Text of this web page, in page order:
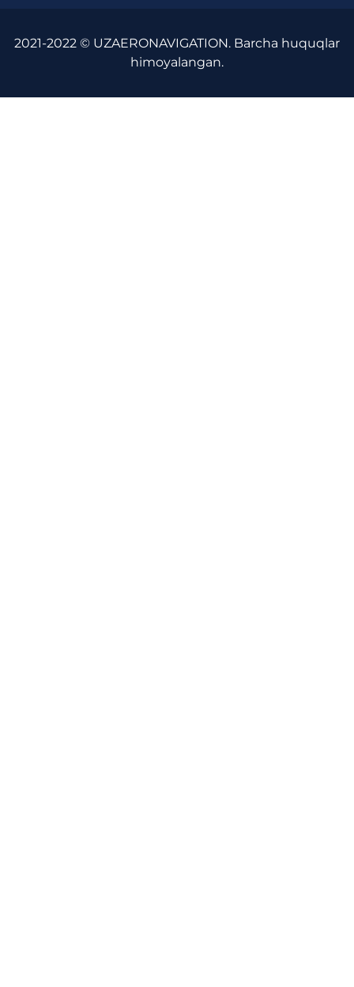
2021-2022 © UZAERONAVIGATION. Barcha huquqlar
himoyalangan.